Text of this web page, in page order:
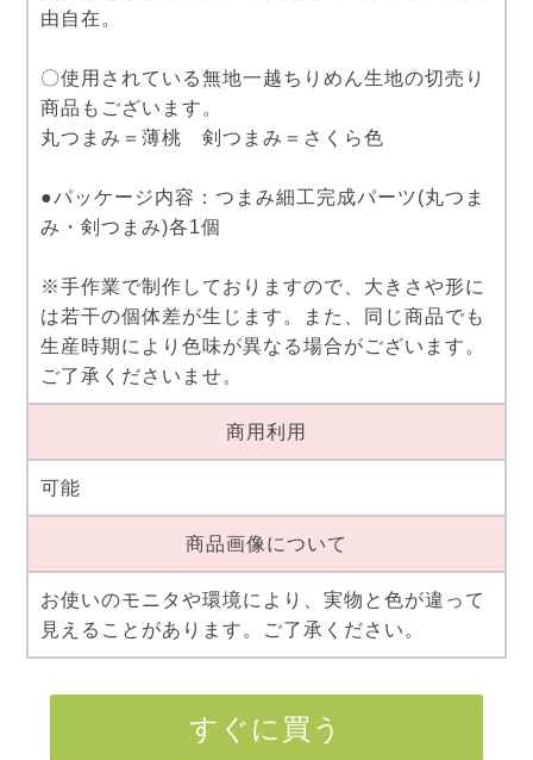
由自在。
〇使用されている無地一越ちりめん生地の切売り
商品もございます。
丸つまみ＝薄桃 剣つまみ＝さくら色
●パッケージ内容：つまみ細工完成パーツ(丸つま
み・剣つまみ)各1個
※手作業で制作しておりますので、大きさや形に
は若干の個体差が生じます。また、同じ商品でも
生産時期により色味が異なる場合がございます。
ご了承くださいませ。
商用利用
可能
商品画像について
お使いのモニタや環境により、実物と色が違って
見えることがあります。ご了承ください。
すぐに買う